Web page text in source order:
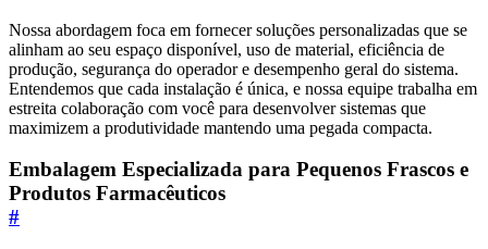
Nossa abordagem foca em fornecer soluções personalizadas que se
alinham ao seu espaço disponível, uso de material, eficiência de
produção, segurança do operador e desempenho geral do sistema.
Entendemos que cada instalação é única, e nossa equipe trabalha em
estreita colaboração com você para desenvolver sistemas que
maximizem a produtividade mantendo uma pegada compacta.
Embalagem Especializada para Pequenos Frascos e
Produtos Farmacêuticos
#